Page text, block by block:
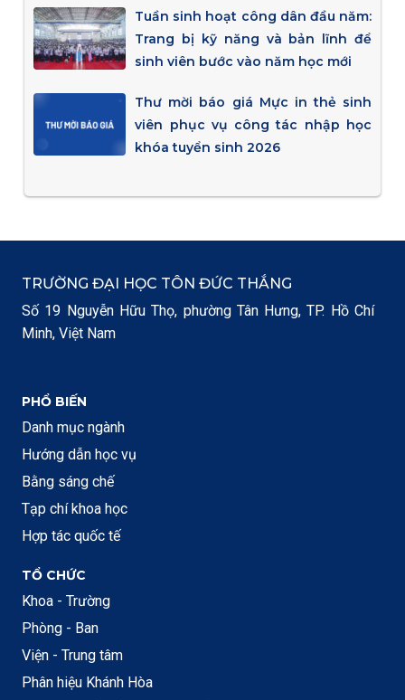
Tuần sinh hoạt công dân đầu năm:
Trang bị kỹ năng và bản lĩnh để
sinh viên bước vào năm học mới
Thư mời báo giá Mực in thẻ sinh
viên phục vụ công tác nhập học
khóa tuyển sinh 2026
TRƯỜNG ĐẠI HỌC TÔN ĐỨC THẮNG
Số 19 Nguyễn Hữu Thọ, phường Tân Hưng, TP. Hồ Chí
Minh, Việt Nam
PHỔ BIẾN
Danh mục ngành
Hướng dẫn học vụ
Bằng sáng chế
Tạp chí khoa học
Hợp tác quốc tế
TỔ CHỨC
Khoa - Trường
Phòng - Ban
Viện - Trung tâm
Phân hiệu Khánh Hòa